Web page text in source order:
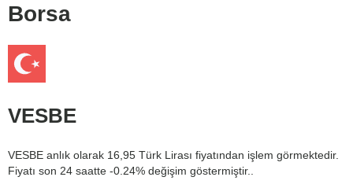
Borsa
VESBE
VESBE anlık olarak 16,95 Türk Lirası fiyatından işlem görmektedir.
Fiyatı son 24 saatte -0.24% değişim göstermiştir..